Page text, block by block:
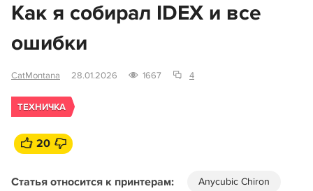
Как я собирал IDEX и все
ошибки
CatMontana 28.01.2026 1667 4
ТЕХНИЧКА
20
Статья относится к принтерам: Anycubic Chiron